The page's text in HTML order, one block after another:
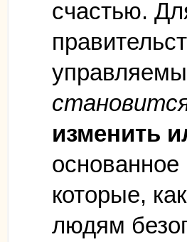
счастью.
изменить
которые,
людям